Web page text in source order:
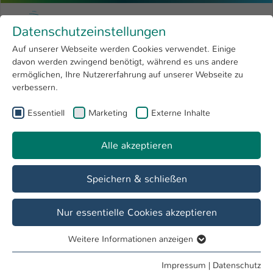
Menu
Forschung 4
Open submenu
Hochschule
International
Zum Hauptinhalt springen
Hochschule Kaiserslautern
Sie sind hier:
Labore
Fachbereich
Übersicht Studieninteressierte Studierende
H 0.063 - Labor Technische Bauteilsauberkeit
Forschungsthemen
Nachweis von partikulären und filmisch/fluidischen
Datenschutzeinstellungen
Auf unserer Webseite werden Cookies verwendet. Einige
davon werden zwingend benötigt, während es uns andere
ermöglichen, Ihre Nutzererfahrung auf unserer Webseite zu
verbessern.
Essentiell Marketing Externe Inhalte
Alle akzeptieren
Speichern & schließen
Nur essentielle Cookies akzeptieren
Essentielle Cookies werden für grundlegende Funktionen
Weitere Informationen anzeigen
Impressum | Datenschutz